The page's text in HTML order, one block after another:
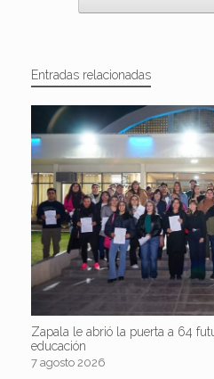
Entradas relacionadas
Zapala le abrió la puerta a 64
educación
7 agosto 2026